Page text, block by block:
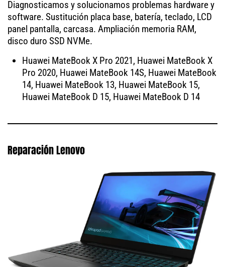
Diagnosticamos y solucionamos problemas hardware y
software. Sustitución placa base, batería, teclado, LCD
panel pantalla, carcasa. Ampliación memoria RAM,
disco duro SSD NVMe.
Huawei MateBook X Pro 2021, Huawei MateBook X
Pro 2020, Huawei MateBook 14S, Huawei MateBook
14, Huawei MateBook 13, Huawei MateBook 15,
Huawei MateBook D 15, Huawei MateBook D 14
Reparación Lenovo